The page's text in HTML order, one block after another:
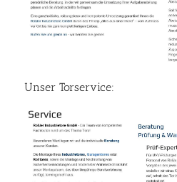
Unser Torservice: